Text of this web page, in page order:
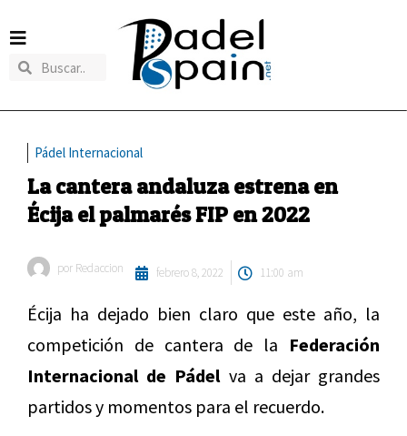
Pádel Internacional
La cantera andaluza estrena en
Écija el palmarés FIP en 2022
por Redaccion febrero 8, 2022 11:00 am
Écija ha dejado bien claro que este año, la
competición de cantera de la Federación
Internacional de Pádel va a dejar grandes
partidos y momentos para el recuerdo.